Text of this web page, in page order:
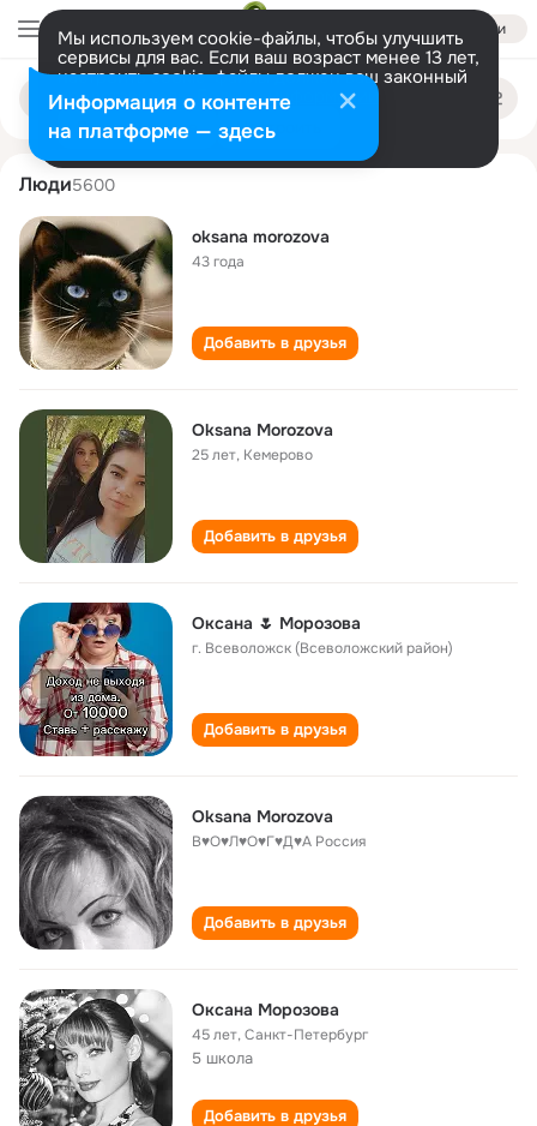
Войти
Мы используем cookie-файлы, чтобы улучшить
сервисы для вас. Если ваш возраст менее 13 лет,
настроить cookie-файлы должен ваш законный
представитель. Больше информации
Разрешить все Настроить
Поиск
людям
oksana morozova
Люди5600
oksana morozova
43 года
Добавить в друзья
Oksana Morozova
25 лет, Кемерово
Добавить в друзья
Оксана 🌷 Морозова
г. Всеволожск (Всеволожский район)
Добавить в друзья
Oksana Morozova
В♥О♥Л♥О♥Г♥Д♥А Россия
Добавить в друзья
Оксана Морозова
45 лет,Санкт-Петербург
5 школа
Добавить в друзья
Информация о контенте
на платформе — здесь